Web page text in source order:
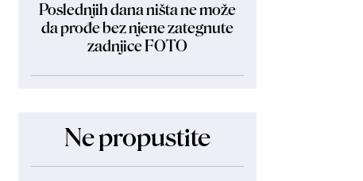
Poslednjih dana ništa ne može
da prođe bez njene zategnute
zadnjice FOTO
Ne propustite